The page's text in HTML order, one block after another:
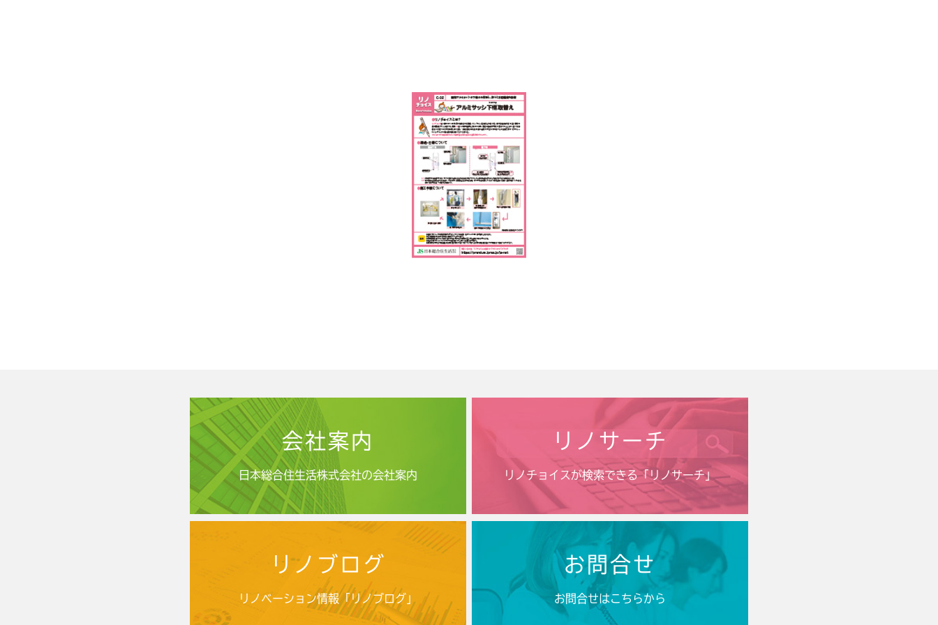
会社案内
日本総合住生活株式会社の会社案内
リノサーチ
リノチョイスが検索できる「リノサーチ」
リノブログ
リノベーション情報「リノブログ」
お問合せ
お問合せはこちらから